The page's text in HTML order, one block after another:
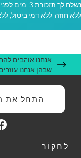
חוזה, ללא דמי ביטול,
אנחנו אוהבים
שבהן אנחנו עוזרים.
התחל את
לַחקוֹר